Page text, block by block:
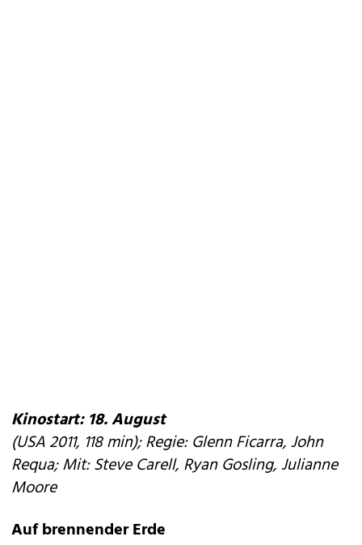
Kinostart: 18. August
(USA 2011, 118 min); Regie: Glenn Ficarra, John
Requa; Mit: Steve Carell, Ryan Gosling, Julianne
Moore
Auf brennender Erde